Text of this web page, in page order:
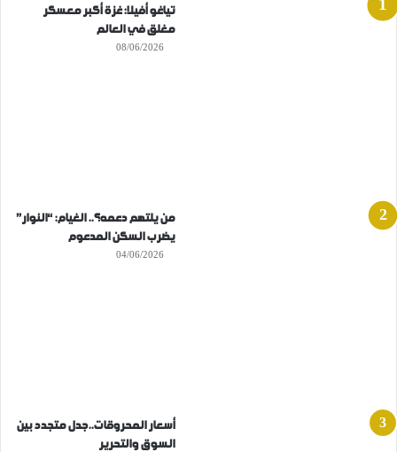
تياغو أفيلا: غزة أكبر معسكر
مغلق في العالم
08/06/2026
من يلتهم دعمه؟.. الغيام: “النوار”
يضرب السكن المدعوم
04/06/2026
أسعار المحروقات..جدل متجدد بين
السوق والتحرير